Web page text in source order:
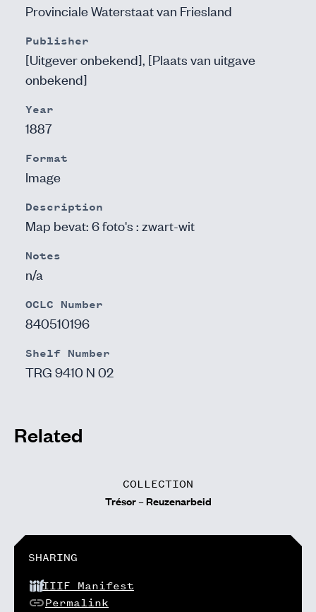
Provinciale Waterstaat van Friesland
Publisher
[Uitgever onbekend], [Plaats van uitgave
onbekend]
Year
1887
Format
Image
Description
Map bevat: 6 foto's : zwart-wit
Notes
n/a
OCLC Number
840510196
Shelf Number
TRG 9410 N 02
Related
COLLECTION
Trésor – Reuzenarbeid
SHARING
IIIF Manifest
Permalink